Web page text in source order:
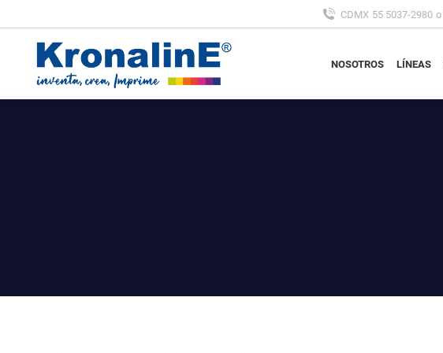
CDMX 55 5037-2980 o
NOSOTROS LÍNEAS